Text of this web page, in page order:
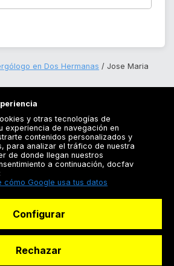
en Dos Hermanas
Jose Maria
Registrarse
y otras tecnologías de
experiencia de navegación en
contenidos personalizados y
para analizar el tráfico de nuestra
de donde llegan nuestros
a continuación, docfav
cómo Google usa tus datos
Configurar
Rechazar